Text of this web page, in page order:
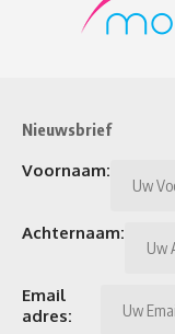
Nieuwsbrief
Voornaam:
Achternaam:
Email
adres: